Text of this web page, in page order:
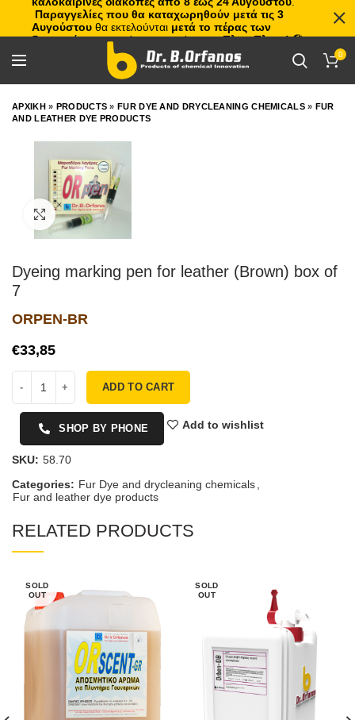
0
ΑΡΧΙΚΗ» PRODUCTS »FUR DYE AND DRYCLEANING CHEMICALS» FUR
AND LEATHER DYE PRODUCTS
Click to enlarge
Dyeing marking pen for leather (Brown) box of
7
ORPEN-BR
€
ADD TO CART
SHOP BY PHONE Add to wishlist
SKU: 58.70
Categories: Fur Dye and drycleaning chemicals
Fur and leather dye products
RELATED PRODUCTS
SOLD
OUT
SOLD
OUT
Παραγγελίες που θα καταχωρηθούν μετά τις 3
Αυγούστου θα εκτελούνται μετά το πέρας των
διακοπών, με σειρά προτεραιότητας.Πλιτς Πλατς!🏖️🌊